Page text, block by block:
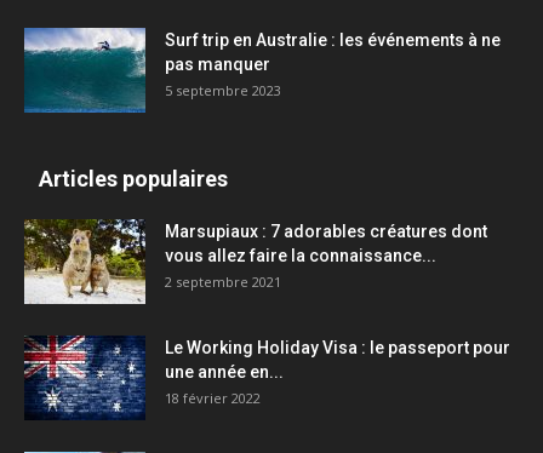
Surf trip en Australie : les événements à ne
pas manquer
5 septembre 2023
Articles populaires
Marsupiaux : 7 adorables créatures dont
vous allez faire la connaissance...
2 septembre 2021
Le Working Holiday Visa : le passeport pour
une année en...
18 février 2022